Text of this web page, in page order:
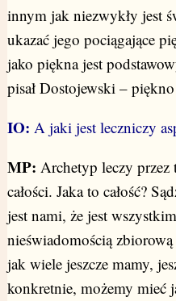
innym jak niezwykły jest
ukazać jego pociągające
jako piękna jest
pisał Dostojewski –
IO: A jaki jest leczniczy
MP: Archetyp leczy przez
całości. Jaka to całość?
jest nami, że jest
nieświadomością
jak wiele jeszcze mamy,
konkretnie, możemy mieć